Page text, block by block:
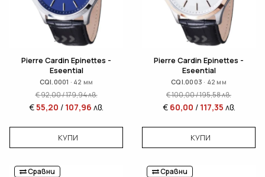
Pierre Cardin Epinettes -
Eseential
CQI.0001 · 42 мм
€92,00/179,94лв.
€55,20 / 107,96 лв.
КУПИ
Pierre Cardin Epinettes -
Eseential
CQI.0003 · 42 мм
€100,00/195,58лв.
€ 60,00 / 117,35 лв.
КУПИ
Сравни Сравни